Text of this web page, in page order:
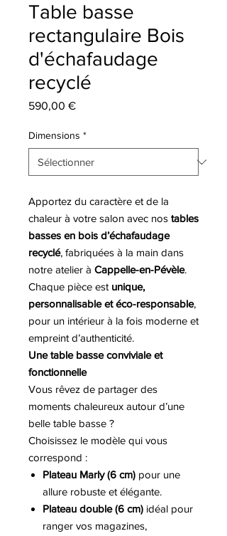
Table basse
rectangulaire Bois
d'échafaudage
recyclé
590,00 €Prix
Dimensions *
Apportez du caractère et de la
chaleur à votre salon avec nos tables
basses en bois d’échafaudage
recyclé, fabriquées à la main dans
notre atelier à Cappelle-en-Pévèle.
Chaque pièce est unique,
personnalisable et éco-responsable,
pour un intérieur à la fois moderne et
empreint d’authenticité.
Une table basse conviviale et
fonctionnelle
Vous rêvez de partager des
moments chaleureux autour d’une
belle table basse ?
Choisissez le modèle qui vous
correspond :
Plateau Marly (6 cm) pour une
allure robuste et élégante.
Plateau double (6 cm) idéal pour
ranger vos magazines,